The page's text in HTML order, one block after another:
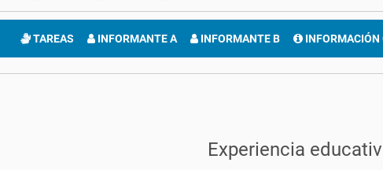
TAREAS INFORMANTE A INFORMANTE B INFORMACIÓN
Experiencia